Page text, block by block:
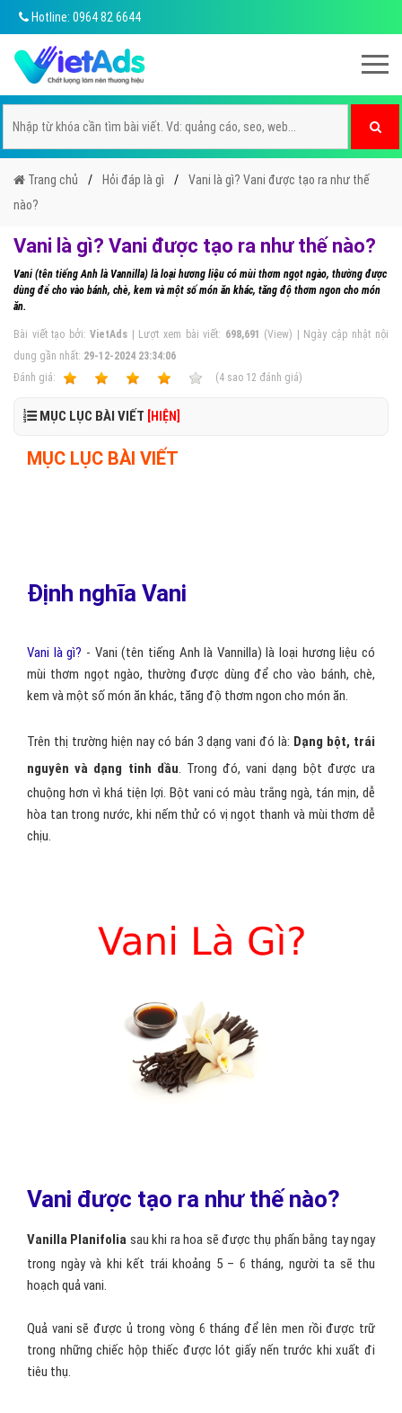
Hotline: 0964 82 6644
Trang chủ Hỏi đáp là gì
Vani là gì? Vani được tạo ra như thế
nào?
Vani là gì? Vani được tạo ra như thế nào?
Vani (tên tiếng Anh là Vannilla) là loại hương liệu có mùi thơm ngọt ngào, thường được
dùng để cho vào bánh, chè, kem và một số món ăn khác, tăng độ thơm ngon cho món
ăn.
Bài viết tạo bởi:VietAds | Lượt xem bài viết: 698,691 (View) | Ngày cập nhật nội
dung gần nhất: 29-12-2024 23:34:06
Ðánh giá:
(4 sao 12 đánh giá)
MỤC LỤC BÀI VIẾT [HIỆN]
MỤC LỤC BÀI VIẾT
Định nghĩa Vani
Vani là gì? - Vani (tên tiếng Anh là Vannilla) là loại hương liệu có
mùi thơm ngọt ngào, thường được dùng để cho vào bánh, chè,
kem và một số món ăn khác, tăng độ thơm ngon cho món ăn.
Trên thị trường hiện nay có bán 3 dạng vani đó là: Dạng bột, trái
nguyên và dạng tinh dầu. Trong đó, vani dạng bột được ưa
chuộng hơn vì khá tiện lợi. Bột vani có màu trắng ngà, tán mịn, dễ
hòa tan trong nước, khi nếm thử có vị ngọt thanh và mùi thơm dễ
chịu.
Vani được tạo ra như thế nào?
Vanilla Planifolia sau khi ra hoa sẽ được thụ phấn bằng tay ngay
trong ngày và khi kết trái khoảng 5 – 6 tháng, người ta sẽ thu
hoạch quả vani.
Quả vani sẽ được ủ trong vòng 6 tháng để lên men rồi được trữ
trong những chiếc hộp thiếc được lót giấy nến trước khi xuất đi
tiêu thụ.